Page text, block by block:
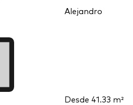
Alejandro
Desde 41.33 m²